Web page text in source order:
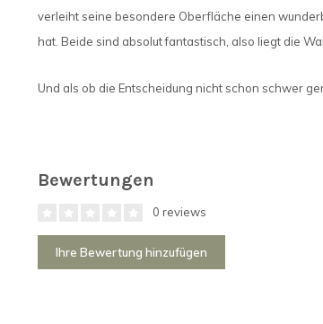
verleiht seine besondere Oberfläche einen
hat. Beide sind absolut fantastisch, also liegt die
Und als ob die Entscheidung nicht schon schwer
Bewertungen
0 reviews
Ihre Bewertung hinzufügen